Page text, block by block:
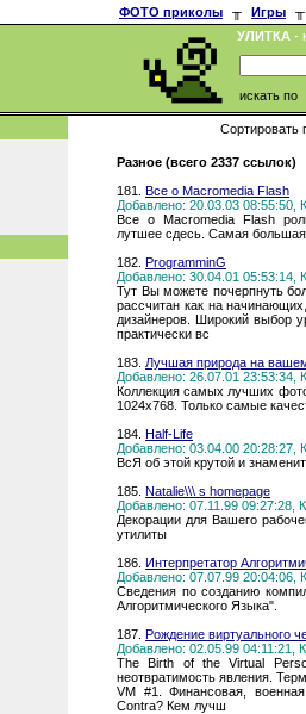
ФОТО приколы ╥ Игры
╥
УЛИТКА -
искать по
Сортировать
Разное (всего 2337 ссылок)
181. Все о Macromedia Flash
Добавлено: 20.03.03 08:55:50,
Все о Macromedia Flash
лутшее сдесь. Самая
182. ProgramminG
Добавлено: 30.04.01 05:53:14,
Тут Вы можете почерпнуть
рассчитан как на
дизайнеров. Широкий выбор
практически вс
183. Лучшая природа на
Добавлено: 26.07.01 23:53:34,
Коллекция самых лучших
1024х768. Только самые
184. Half-Life
Добавлено: 03.04.00 20:28:27,
ВсЯ об этой крутой и
185. Natalie\\\ s homepage
Добавлено: 07.11.99 09:27:28,
Декорации для Вашего
утилиты
186. Интерпретатор
Добавлено: 07.07.99 20:04:06,
Сведения по созданию
Алгоритмического Языка".
187. Рождение виртуального
Добавлено: 02.05.99 04:11:21,
The Birth of the Virtual
неотвратимость явления.
VM #1. Финансовая,
Contra? Кем лучш